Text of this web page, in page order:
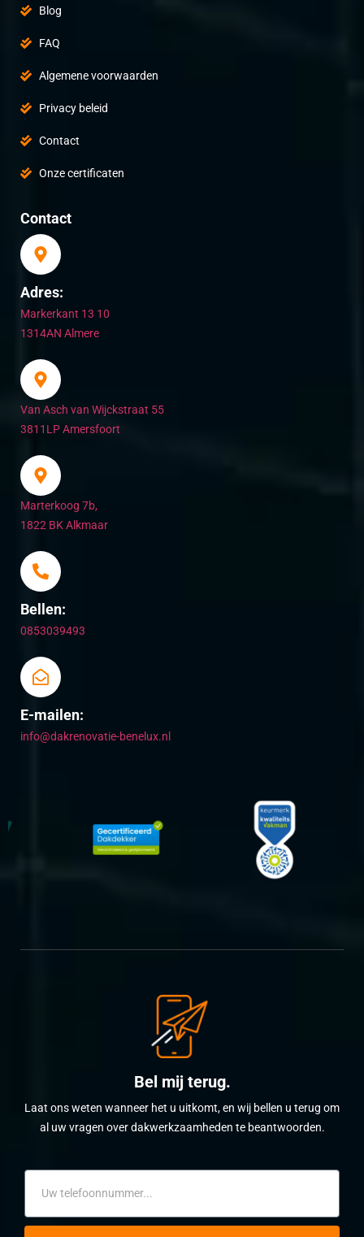
Blog
FAQ
Algemene voorwaarden
Privacy beleid
Contact
Onze certificaten
Contact
Adres:
Markerkant 13 10
1314AN Almere
Van Asch van Wijckstraat 55
3811LP Amersfoort
Marterkoog 7b,
1822 BK Alkmaar
Bellen:
0853039493
E-mailen:
info@dakrenovatie-benelux.nl
Bel mij terug.
Laat ons weten wanneer het u uitkomt, en wij bellen u terug om
al uw vragen over dakwerkzaamheden te beantwoorden.